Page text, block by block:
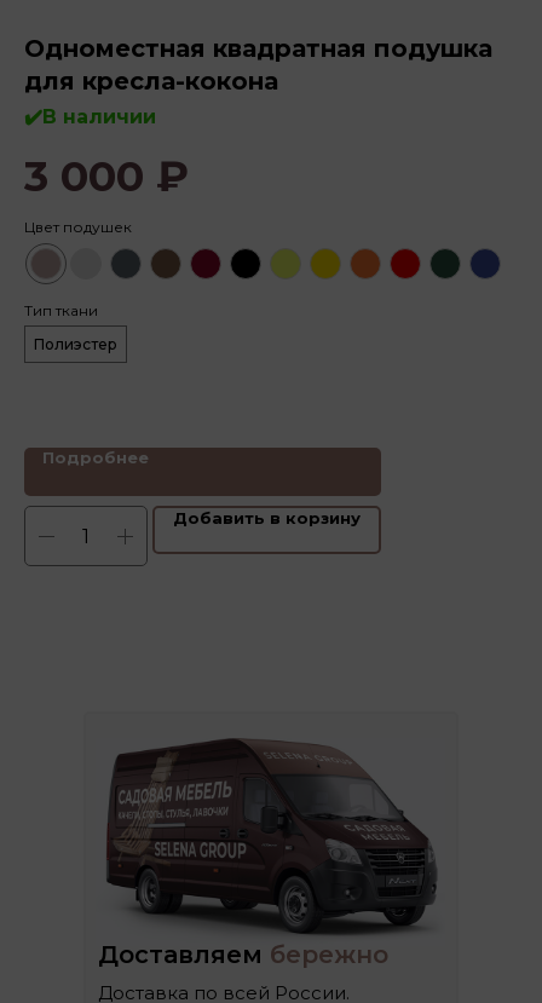
Одноместная квадратная подушка
для кресла-кокона
✔️В наличии
3 000 ₽
Цвет подушек
Тип ткани
Полиэстер
Подробнее
Добавить в корзину
Доставляем бережно
Доставка по всей России.